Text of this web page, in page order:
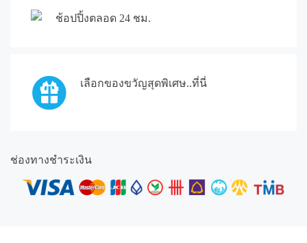
ช้อปปิ้งตลอด 24 ชม.
เลือกของขวัญสุดพิเศษ..ที่นี่
ช่องทางชำระเงิน